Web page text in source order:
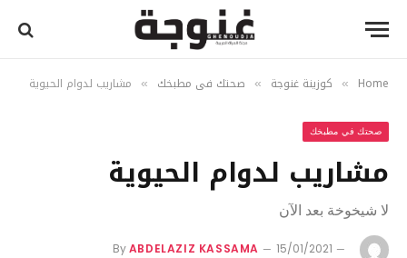
Home
» كوزينة غنوجة » صحتك في مطبخك » مشاريب لدوام الحيوية
صحتك في مطبخك
مشاريب لدوام الحيوية
لا شيخوخة بعد الآن
ByABDELAZIZ KASSAMA
15/01/2021